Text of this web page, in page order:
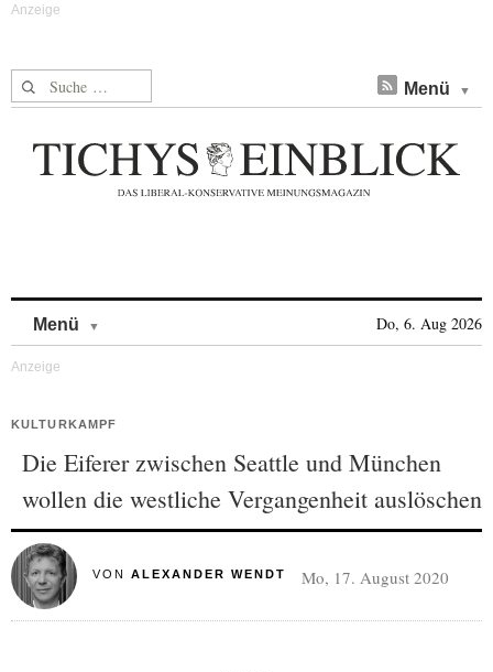
Suche nach: Menü
Menü Do, 6. Aug 2026
KULTURKAMPF
Die Eiferer zwischen Seattle und München
wollen die westliche Vergangenheit auslöschen
VON ALEXANDER WENDT Mo, 17. August 2020